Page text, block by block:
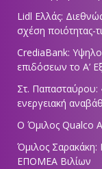
Lidl Ελλάς:
σχέση ποιότητας-
CrediaBank:
επιδόσεων το Α’
Στ. Παπασταύρου:
ενεργειακή
Ο Όμιλος Qualco
Όμιλος
ΕΠΟΜΕΑ Βιλίων